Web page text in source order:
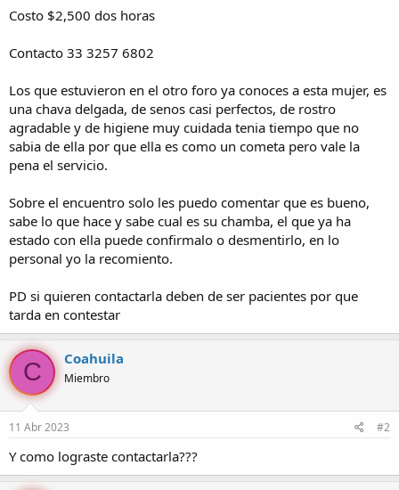
Costo $2,500 dos horas
Contacto 33 3257 6802
Los que estuvieron en el otro foro ya conoces a esta mujer, es
una chava delgada, de senos casi perfectos, de rostro
agradable y de higiene muy cuidada tenia tiempo que no
sabia de ella por que ella es como un cometa pero vale la
pena el servicio.
Sobre el encuentro solo les puedo comentar que es bueno,
sabe lo que hace y sabe cual es su chamba, el que ya ha
estado con ella puede confirmalo o desmentirlo, en lo
personal yo la recomiento.
PD si quieren contactarla deben de ser pacientes por que
tarda en contestar
C Coahuila
Miembro
11 Abr 2023 #2
Y como lograste contactarla???